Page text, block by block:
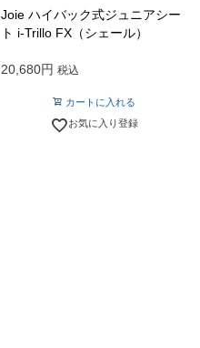
Joie ハイバック式ジュニアシー
ト i-Trillo FX（シェール）
20,680 税込
カートに入れる
お気に入り登録